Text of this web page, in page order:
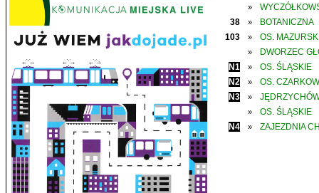
»
38
»
BOTANICZNA
103
» OS.
»
DWORZEC
N1
»
OS. ŚLĄSKIE
N2
»
OS.
N3
»
»
OS. ŚLĄSKIE
N4
» ZAJEZDNIA